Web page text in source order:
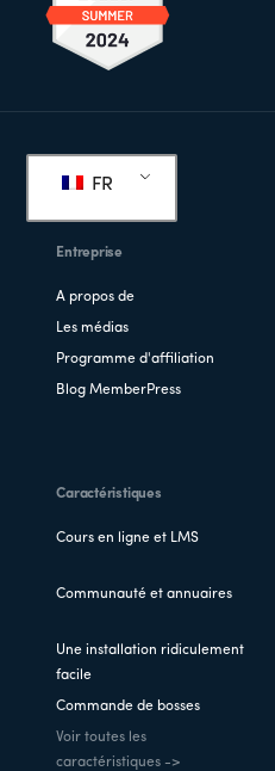
de
FR
Entreprise
A propos de
Les médias
Programme d'affiliation
Blog MemberPress
Caractéristiques
Cours en ligne et LMS
Communauté et annuaires
Une installation ridiculement
facile
Commande de bosses
Voir toutes les
caractéristiques ->